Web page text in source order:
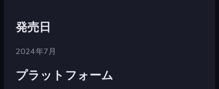
発売日
2024年7月
プラットフォーム